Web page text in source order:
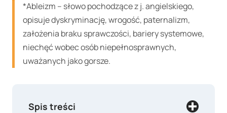
*Ableizm – słowo pochodzące z j. angielskiego,
opisuje dyskryminację, wrogość, paternalizm,
założenia braku sprawczości, bariery systemowe,
niechęć wobec osób niepełnosprawnych,
uważanych jako gorsze.
Spis treści